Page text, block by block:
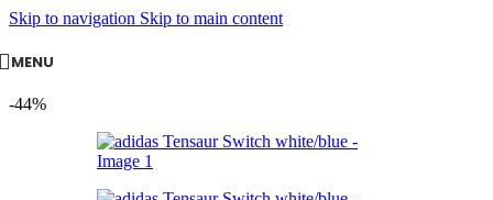
Skip to navigation Skip to main content
MENU
-44%